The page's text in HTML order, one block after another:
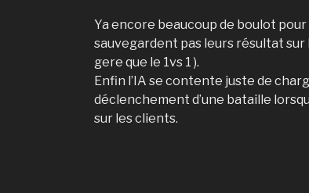
Ya encore beaucoup de boulot
sauvegardent pas leurs résultat sur
gere que le 1vs 1 ).
Enfin l’IA se contente juste de
déclenchement d’une bataille
sur les clients.